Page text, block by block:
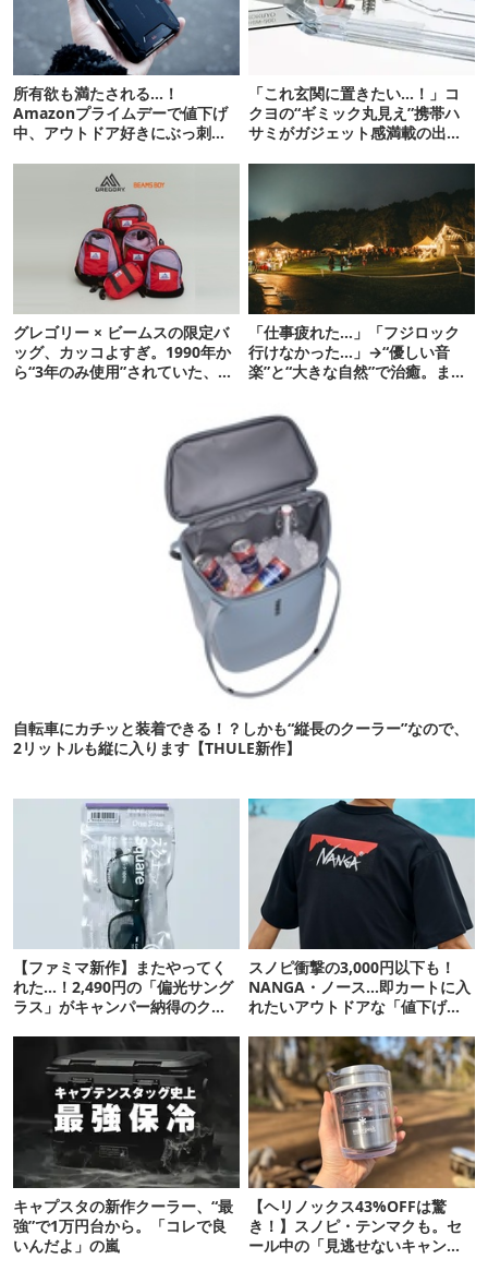
所有欲も満たされる…！
Amazonプライムデーで値下げ
中、アウトドア好きにぶっ刺さ
「これ玄関に置きたい…！」コ
クヨの“ギミック丸見え”携帯ハ
サミがガジェット感満載の出来
グレゴリー × ビームスの限定バ
ッグ、カッコよすぎ。1990年か
ら“3年のみ使用”されていた、紫
「仕事疲れた…」「フジロック
行けなかった…」→“優しい音
楽”と“大きな自然”で治癒。まだ
自転車にカチッと装着できる！？しかも“縦長のクーラー”なので、
2リットルも縦に入ります【THULE新作】
【ファミマ新作】またやってく
れた…！2,490円の「偏光サング
ラス」がキャンパー納得のクオ
スノピ衝撃の3,000円以下も！
NANGA・ノース…即カートに入
れたいアウトドアな「値下げ夏
キャプスタの新作クーラー、“最
強”で1万円台から。「コレで良
いんだよ」の嵐
【ヘリノックス43%OFFは驚
き！】スノピ・テンマクも。セ
ール中の「見逃せないキャンプ